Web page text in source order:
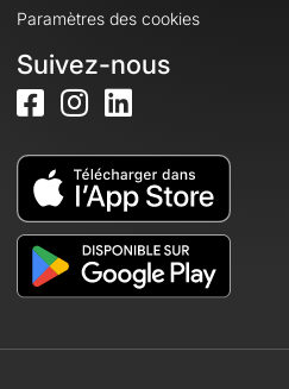
Paramètres des cookies
Suivez-nous